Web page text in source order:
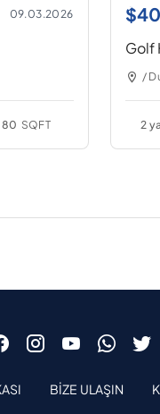
09.03.2026
80 SQFT
$
Golf
/
2
BIZE ULAŞIN